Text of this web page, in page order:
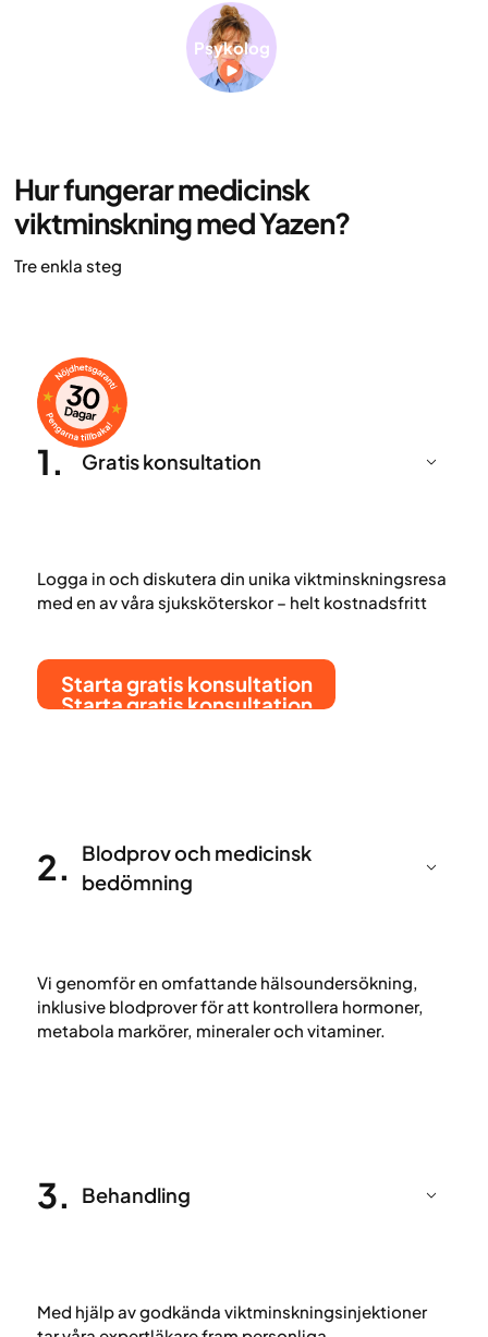
Psykolog
Hur fungerar medicinsk
viktminskning med Yazen?
Tre enkla steg
1. Gratis konsultation
Logga in och diskutera din unika viktminskningsresa
med en av våra sjuksköterskor – helt kostnadsfritt
Starta gratis konsultation
Starta gratis konsultation
2.
Blodprov och medicinsk
bedömning
Vi genomför en omfattande hälsoundersökning,
inklusive blodprover för att kontrollera hormoner,
metabola markörer, mineraler och vitaminer.
3. Behandling
Med hjälp av godkända viktminskningsinjektioner